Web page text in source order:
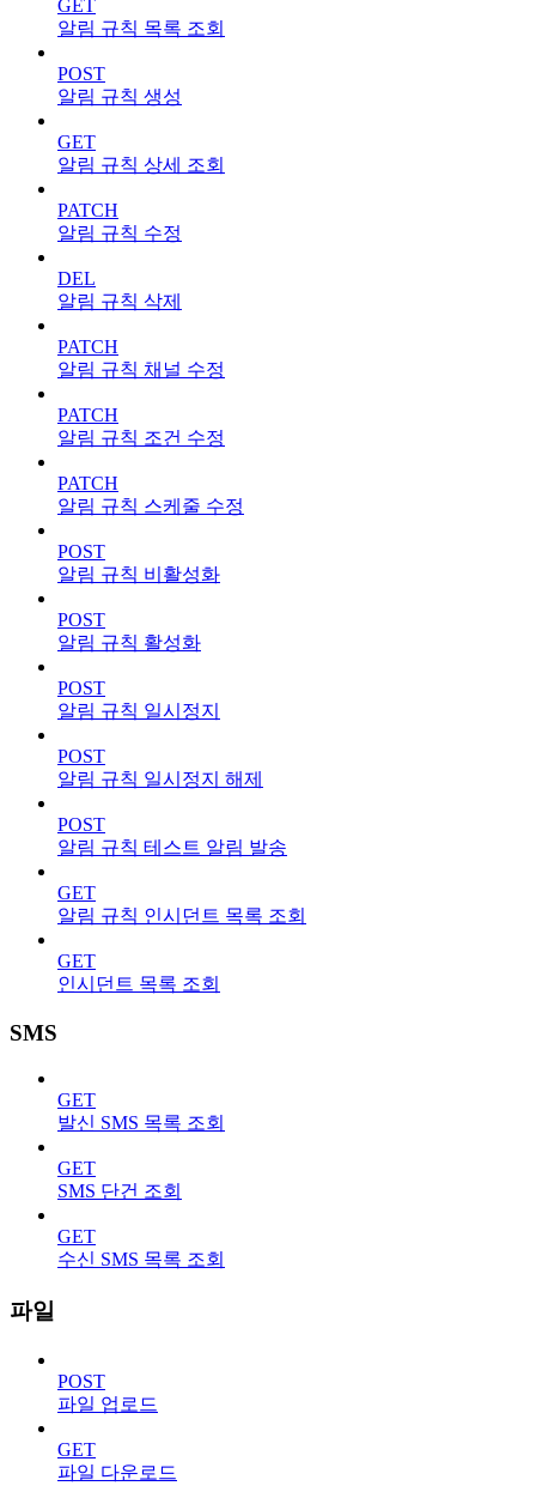
GET
알림 규칙 목록 조회
POST
알림 규칙 생성
GET
알림 규칙 상세 조회
PATCH
알림 규칙 수정
DEL
알림 규칙 삭제
PATCH
알림 규칙 채널 수정
PATCH
알림 규칙 조건 수정
PATCH
알림 규칙 스케줄 수정
POST
알림 규칙 비활성화
POST
알림 규칙 활성화
POST
알림 규칙 일시정지
POST
알림 규칙 일시정지 해제
POST
알림 규칙 테스트 알림 발송
GET
알림 규칙 인시던트 목록 조회
GET
인시던트 목록 조회
SMS
GET
발신 SMS 목록 조회
GET
SMS 단건 조회
GET
수신 SMS 목록 조회
파일
POST
파일 업로드
GET
파일 다운로드